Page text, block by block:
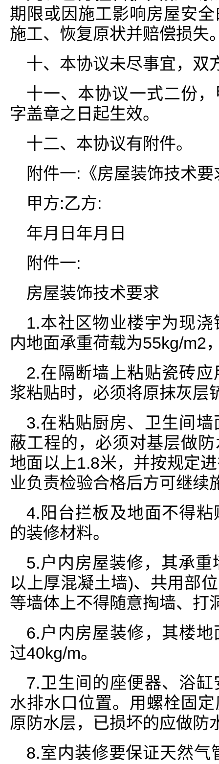
期限或因施工影响房屋安
施工、恢复原状并赔偿损失
十、本协议未尽事宜，双
十一、本协议一式二份
字盖章之日起生效。
十二、本协议有附件。
附件一:《房屋装饰技术要
甲方:乙方:
年月日年月日
附件一:
房屋装饰技术要求
1.本社区物业楼宇为现
内地面承重荷载为55kg/m2
2.在隔断墙上粘贴瓷砖
浆粘贴时，必须将原抹灰层
3.在粘贴厨房、卫生间
蔽工程的，必须对基层做
地面以上1.8米，并按规定
业负责检验合格后方可继续
4.阳台拦板及地面不得
的装修材料。
5.户内房屋装修，其承
以上厚混凝土墙)、共用部
等墙体上不得随意掏墙、打
6.户内房屋装修，其楼
过40kg/m。
7.卫生间的座便器、浴
水排水口位置。用螺栓固
原防水层，已损坏的应做防
8.室内装修要保证天然